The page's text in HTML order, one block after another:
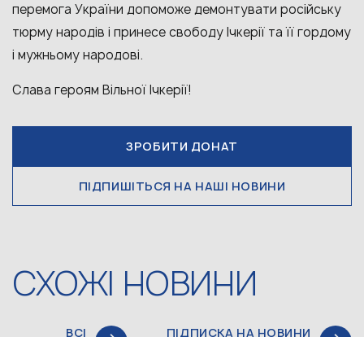
перемога України допоможе демонтувати російську
тюрму народів і принесе свободу Ічкерії та її гордому
і мужньому народові.
Слава героям Вільної Ічкерії!
ЗРОБИТИ ДОНАТ
ПІДПИШІТЬСЯ НА НАШІ НОВИНИ
СХОЖІ НОВИНИ
ВСІ
ПІДПИСКА НА НОВИНИ